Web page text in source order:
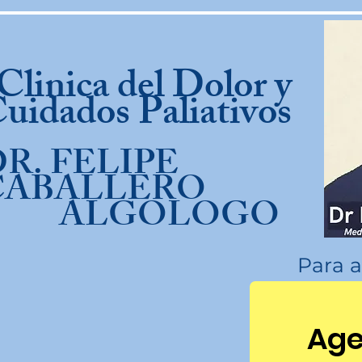
del Dolor y
Paliativos
FELIPE
Para